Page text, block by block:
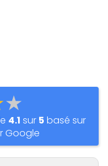
4.1 sur 5 basé sur
Google